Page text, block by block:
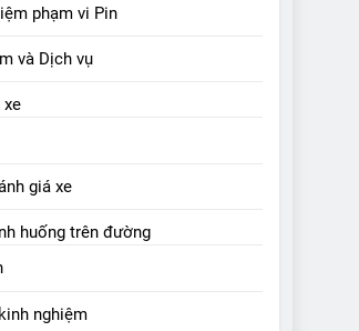
phạm vi Pin
và Dịch vụ
xe
giá xe
huống trên đường
nghiệm